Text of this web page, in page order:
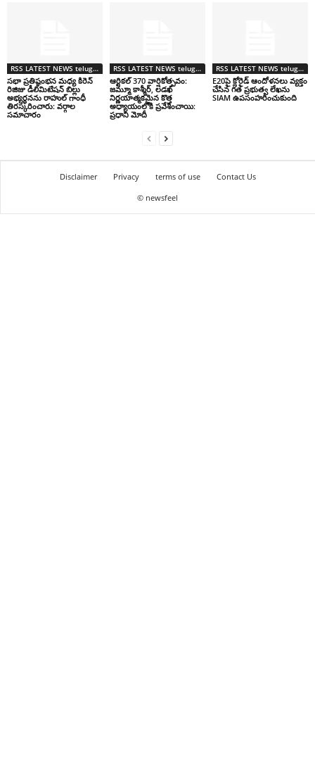
RSS LATEST NEWS telugu తాజా వార్తలు
సభా ప్రతిష్ఠంభన మధ్య కిరెన్
రిజిజు డీలిమిటేషన్ బిల్లు
అభ్యర్థనను రాహుల్ గాంధీ
తిరస్కరించారు: వర్గాల
సమాచారం
RSS LATEST NEWS telugu తాజా వార్తలు
ఆర్టికల్ 370 వార్షికోత్సవం:
జమ్మూ కాశ్మీర్, లడఖ్
నిర్ణయాత్మకమైన కొత్త
అధ్యాయంలోకి ప్రవేశించాయి:
ప్రధాని మోదీ
RSS LATEST NEWS telugu తాజా వార్తలు
E20పై క్లోరైడ్ ఆందోళనలు వ్యక్తం
చేసిన గత ప్రభుత్వ లేఖను
SIAM ఉపసంహరించుకుంది
Disclaimer Privacy terms of use
Contact Us
© newsfeel